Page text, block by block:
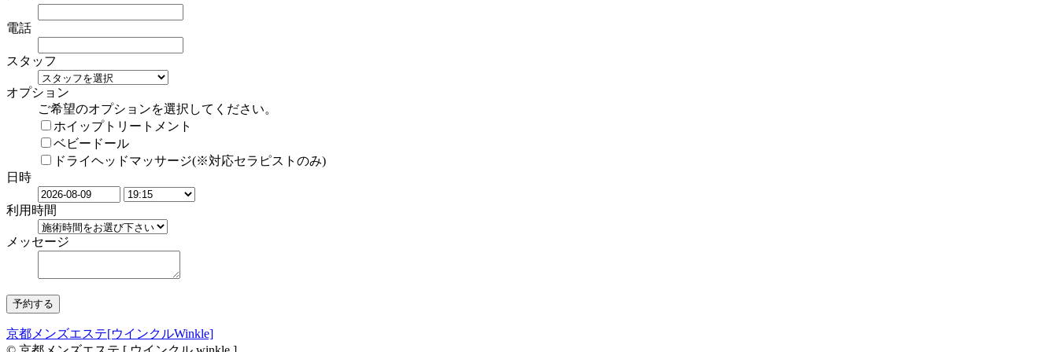
電話
スタッフ
オプション
ご希望のオプションを選択してください。
ホイップトリートメント
ベビードール
ドライヘッドマッサージ(※対応セラピストのみ)
日時
利用時間
メッセージ
京都メンズエステ[ウインクルWinkle]